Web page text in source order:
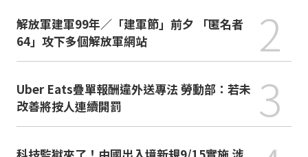
解放軍建軍99年／「建軍節」前夕 「匿名者
64」攻下多個解放軍網站
2
Uber Eats疊單報酬違外送專法 勞動部：若未
改善將按人連續開罰
3